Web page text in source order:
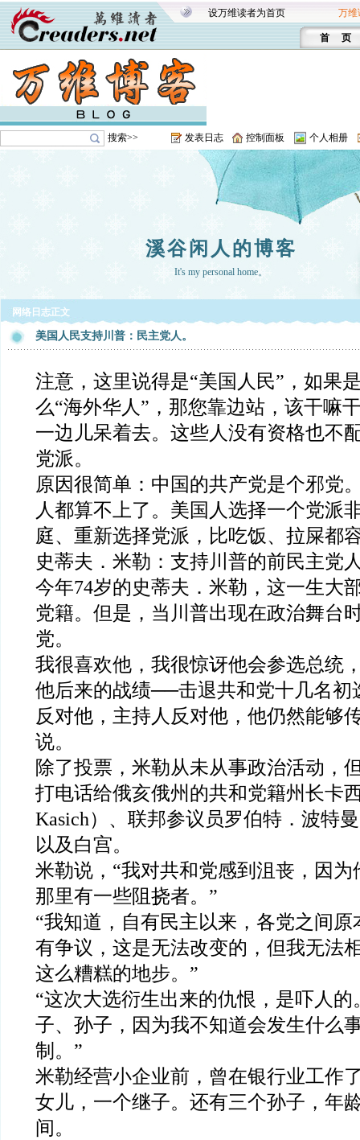
设万维读者为首页 万维
首 页
搜索>> 发表日志 控制面板 个人相册
溪谷闲人的博客
It's my personal home。
网络日志正文
美国人民支持川普：民主党人。
注意，这里说得是“美国人民”，如果
么“海外华人”，那您靠边站，该干嘛
一边儿呆着去。这些人没有资格也不
党派。
原因很简单：中国的共产党是个邪党
人都算不上了。美国人选择一个党派
庭、重新选择党派，比吃饭、拉屎都
史蒂夫．米勒：支持川普的前民主党
今年74岁的史蒂夫．米勒，这一生大
党籍。但是，当川普出现在政治舞台
党。
我很喜欢他，我很惊讶他会参选总统
他后来的战绩──击退共和党十几名初
反对他，主持人反对他，他仍然能够
说。
除了投票，米勒从未从事政治活动，
打电话给俄亥俄州的共和党籍州长卡
Kasich）、联邦参议员罗伯特．波特
以及白宫。
米勒说，“我对共和党感到沮丧，因
那里有一些阻挠者。”
“我知道，自有民主以来，各党之间
有争议，这是无法改变的，但我无法
这么糟糕的地步。”
“这次大选衍生出来的仇恨，是吓人
子、孙子，因为我不知道会发生什
制。”
米勒经营小企业前，曾在银行业工作
女儿，一个继子。还有三个孙子，年
间。